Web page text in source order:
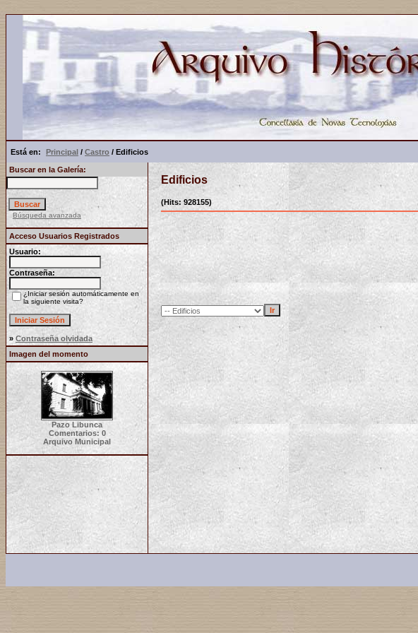
Está en: Principal / Castro / Edificios
Buscar en la Galería:
Búsqueda avanzada
Acceso Usuarios Registrados
Usuario:
Contraseña:
¿Iniciar sesión automáticamente en
la siguiente visita?
» Contraseña olvidada
Imagen del momento
Pazo Libunca
Comentarios: 0
Arquivo Municipal
Edificios
(Hits: 928155)